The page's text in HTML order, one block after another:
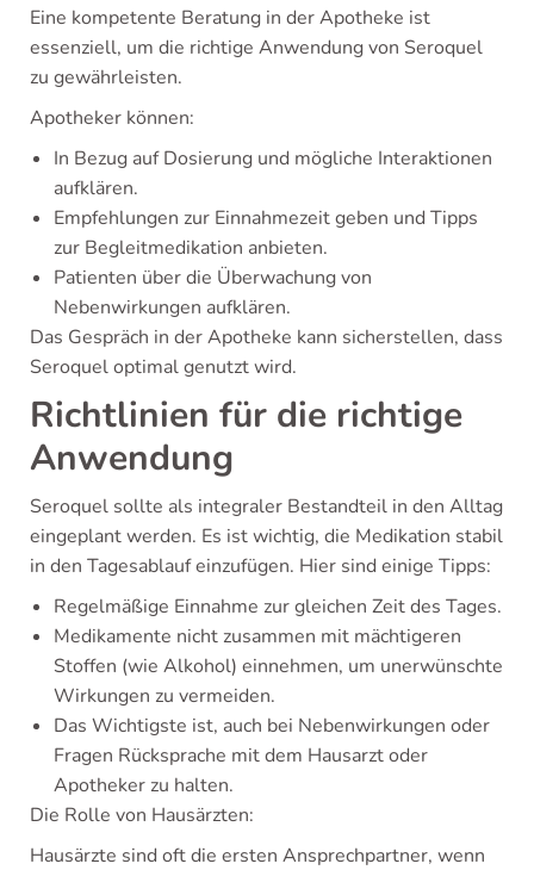
Eine kompetente Beratung in der Apotheke ist
essenziell, um die richtige Anwendung von Seroquel
zu gewährleisten.
Apotheker können:
In Bezug auf Dosierung und mögliche Interaktionen
aufklären.
Empfehlungen zur Einnahmezeit geben und Tipps
zur Begleitmedikation anbieten.
Patienten über die Überwachung von
Nebenwirkungen aufklären.
Das Gespräch in der Apotheke kann sicherstellen, dass
Seroquel optimal genutzt wird.
Richtlinien für die richtige
Anwendung
Seroquel sollte als integraler Bestandteil in den Alltag
eingeplant werden. Es ist wichtig, die Medikation stabil
in den Tagesablauf einzufügen. Hier sind einige Tipps:
Regelmäßige Einnahme zur gleichen Zeit des Tages.
Medikamente nicht zusammen mit mächtigeren
Stoffen (wie Alkohol) einnehmen, um unerwünschte
Wirkungen zu vermeiden.
Das Wichtigste ist, auch bei Nebenwirkungen oder
Fragen Rücksprache mit dem Hausarzt oder
Apotheker zu halten.
Die Rolle von Hausärzten:
Hausärzte sind oft die ersten Ansprechpartner, wenn